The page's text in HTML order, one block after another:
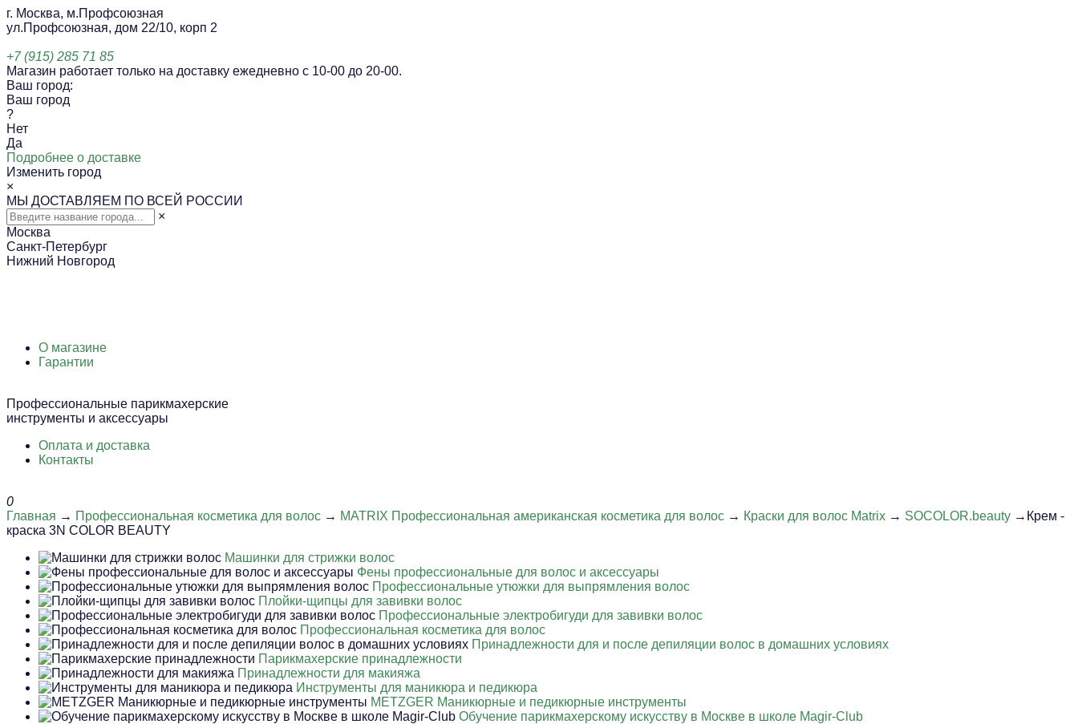
г. Москва, м.Профсоюзная
ул.Профсоюзная, дом 22/10, корп 2
+7 (915) 285 71 85
Магазин работает только на доставку ежедневно с 10-00 до 20-00.
Ваш город:
Ваш город
?
Нет
Да
Подробнее о доставке
Изменить город
×
МЫ ДОСТАВЛЯЕМ ПО ВСЕЙ РОССИИ
×
Москва
Санкт-Петербург
Нижний Новгород
О магазине
Гарантии
Профессиональные парикмахерские
инструменты и аксессуары
Оплата и доставка
Контакты
0
Главная → Профессиональная косметика для волос → MATRIX Профессиональная американская косметика для волос → Краски для волос Matrix → SOCOLOR.beauty →Крем -
краска 3N COLOR BEAUTY
Машинки для стрижки волос
Фены профессиональные для волос и аксессуары
Профессиональные утюжки для выпрямления волос
Плойки-щипцы для завивки волос
Профессиональные электробигуди для завивки волос
Профессиональная косметика для волос
Принадлежности для и после депиляции волос в домашних условиях
Парикмахерские принадлежности
Принадлежности для макияжа
Инструменты для маникюра и педикюра
METZGER Маникюрные и педикюрные инструменты
Обучение парикмахерскому искусству в Москве в школе Magir-Club